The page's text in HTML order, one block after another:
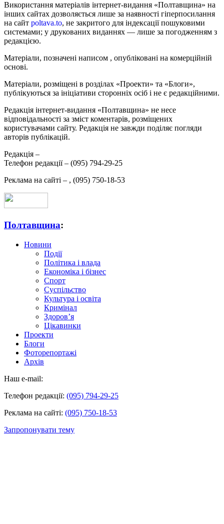
Використання матеріалів інтернет-видання «Полтавщина» на
інших сайтах дозволяється лише за наявності гіперпосилання
на сайт poltava.to, не закритого для індексації пошуковими
системами; у друкованих виданнях — лише за погодженням з
редакцією.
Матеріали, позначені написом , опубліковані на комерційній
основі.
Матеріали, розміщені в розділах «Проекти» та «Блоги»,
публікуються за ініціативи сторонніх осіб і не є редакційними.
Редакція інтернет-видання «Полтавщина» не несе
відповідальності за зміст коментарів, розміщених
користувачами сайту. Редакція не завжди поділяє погляди
авторів публікацій.
Редакція –
Телефон редакції – (095) 794-29-25
Реклама на сайті – , (095) 750-18-53
Полтавщина:
Новини
Події
Політика і влада
Економіка і бізнес
Спорт
Суспільство
Культура і освіта
Кримінал
Здоров’я
Цікавинки
Проекти
Блоги
Фоторепортажі
Архів
Наш e-mail:
Телефон редакції: (095) 794-29-25
Реклама на сайті: (095) 750-18-53
Запропонувати тему